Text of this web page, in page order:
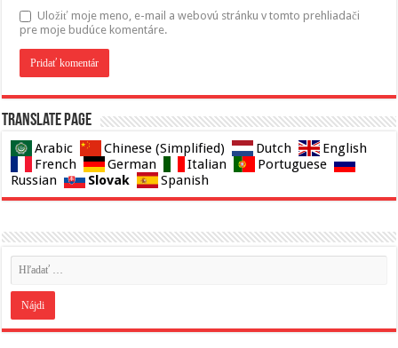
Uložiť moje meno, e-mail a webovú stránku v tomto prehliadači
pre moje budúce komentáre.
Translate page
Arabic Chinese (Simplified) Dutch
English
French
German Italian
Portuguese
Russian
Slovak Spanish